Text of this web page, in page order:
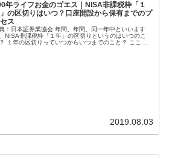
年ライフお金のゴエス｜NISA非課税枠「１
の区切りはいつ？口座開設から保有までのプ
ス
：日本証券業協会 年間、年間、同一年中といいます
NISA非課税枠「１年」の区切りというのはいつのこ
１年の区切りっていつからいつまでのこと？ ここで
2019.08.03